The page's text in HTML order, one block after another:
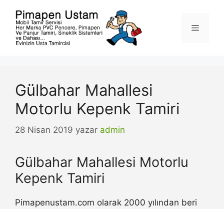
Menü
Gülbahar Mahallesi
Motorlu Kepenk Tamiri
28 Nisan 2019 yazar admin
Gülbahar Mahallesi Motorlu
Kepenk Tamiri
Pimapenustam.com olarak 2000 yılından beri